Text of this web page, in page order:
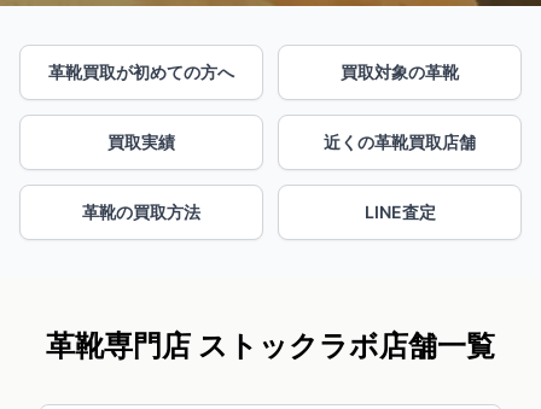
革靴買取が初めての方へ 買取対象の革靴
買取実績 近くの革靴買取店舗
革靴の買取方法 LINE査定
革靴専門店 ストックラボ店舗一覧